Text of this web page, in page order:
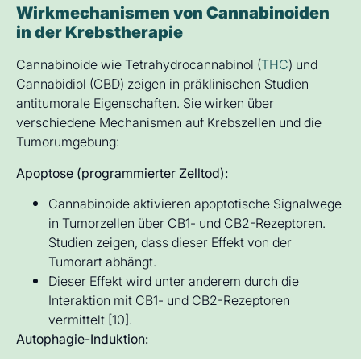
Wirkmechanismen von Cannabinoiden
in der Krebstherapie
Cannabinoide wie Tetrahydrocannabinol (THC) und
Cannabidiol (CBD) zeigen in präklinischen Studien
antitumorale Eigenschaften. Sie wirken über
verschiedene Mechanismen auf Krebszellen und die
Tumorumgebung:
Apoptose (programmierter Zelltod):
Cannabinoide aktivieren apoptotische Signalwege
in Tumorzellen über CB1- und CB2-Rezeptoren.
Studien zeigen, dass dieser Effekt von der
Tumorart abhängt.
Dieser Effekt wird unter anderem durch die
Interaktion mit CB1- und CB2-Rezeptoren
vermittelt [10].
Autophagie-Induktion: